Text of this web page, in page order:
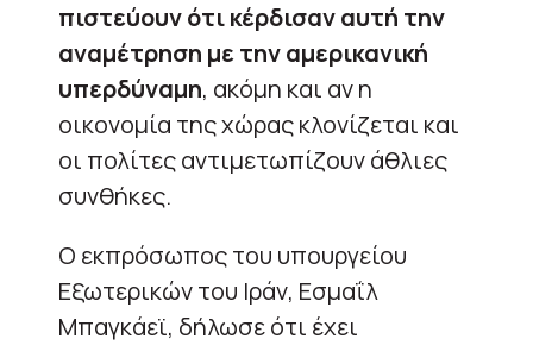
πιστεύουν ότι κέρδισαν αυτή την
αναμέτρηση με την αμερικανική
υπερδύναμη, ακόμη και αν η
οικονομία της χώρας κλονίζεται και
οι πολίτες αντιμετωπίζουν άθλιες
συνθήκες.
Ο εκπρόσωπος του υπουργείου
Εξωτερικών του Ιράν, Εσμαΐλ
Μπαγκάεϊ, δήλωσε ότι έχει